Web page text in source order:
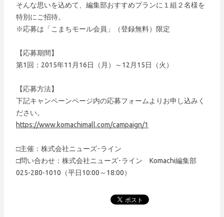
そんな思いを込めて、編集部おすすめプランに１組２名様を
特別にご招待。
※応募は「こまちモール会員」（登録無料）限定
【応募期間】
第1回：2015年11月16日（月）～12月15日（火）
【応募方法】
下記キャンペーンページ内の応募フォームよりお申し込みく
ださい。
https://www.komachimall.com/campaign/1
□主催：株式会社ニューズ･ライン
□問い合わせ：株式会社ニューズ･ライン Komachi編集部
025-280-1010（平日10:00～18:00）